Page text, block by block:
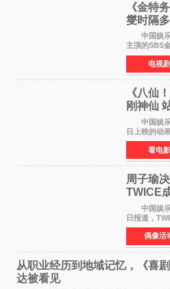
《金特
燮时隔
剧新纪
中国娱乐
主演的SBS
月11日播出
瞬间最高更
录，更稳坐
电视剧
《八仙
刚神仙
中国娱乐网
日上映的动
18日。这部
这句刻在国
片讲述凡人
看电影
周子瑜
TWICE
中国娱乐网
日报道，
议，不再续
TWICE的
过生存节目
偶像活
从职业经历到地域记忆，《喜
达被看见